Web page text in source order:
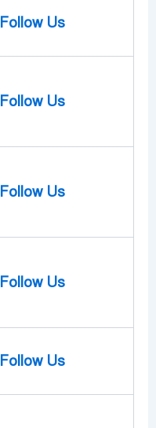
Follow Us
Follow Us
Follow Us
Follow Us
Follow Us